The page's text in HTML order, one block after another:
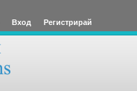
Вход Регистрирай